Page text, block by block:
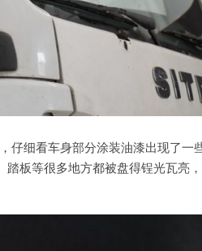
仔细看车身部分涂装油漆出现了一
板等很多地方都被盘得锃光瓦亮